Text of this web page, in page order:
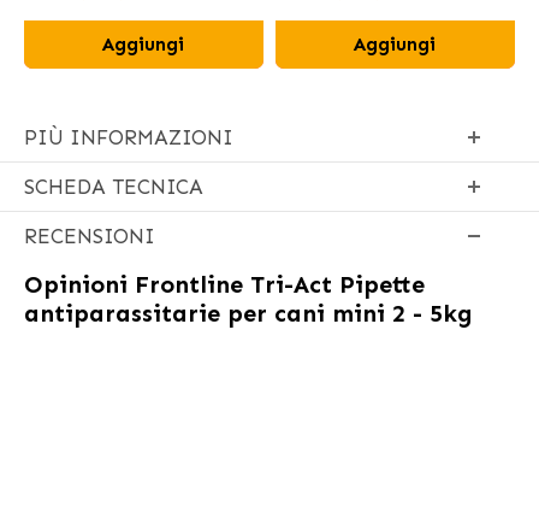
Aggiungi Aggiungi
PIÙ INFORMAZIONI
SCHEDA TECNICA
RECENSIONI
Opinioni Frontline Tri-Act Pipette
antiparassitarie per cani mini 2 - 5kg